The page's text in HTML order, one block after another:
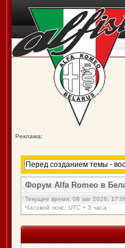
Реклама:
Форум Alfa Romeo в
Текущее время: 08 авг 2026,
Часовой пояс: UTC + 3 часа